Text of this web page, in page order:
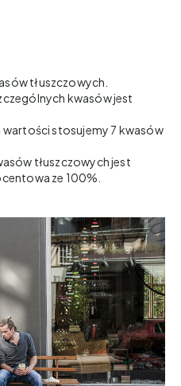
tłuszczowych.
kwasów jest
wartości stosujemy 7 kwasów
tłuszczowych jest
ze 100%.